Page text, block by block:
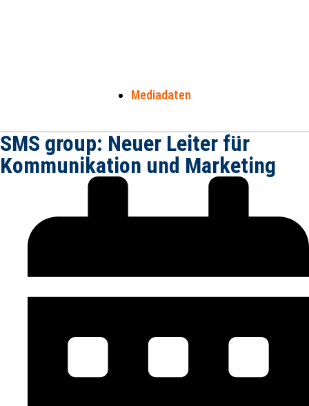
Mediadaten
SMS group: Neuer Leiter für
Kommunikation und Marketing